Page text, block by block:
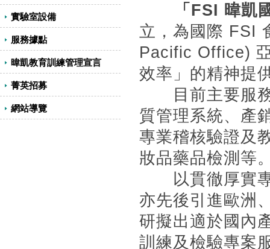
實驗室設備
服務據點
暐凱教育訓練管理宣言
菁英招募
網站導覽
「FSI 暐凱
立，為國際 FSI
Pacific Office)
效率」的精神提
目前主要服務
質管理系統、產
專業稽核驗證及
妝品藥品檢測等
以貫徹厚實專
亦先後引進歐洲
研擬出適於國內
訓練及檢驗專案